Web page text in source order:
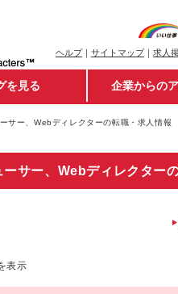
ヘルプ｜ サイトマップ｜ 求人
を見る 企業からの
サー、Webディレクターの転職・求人情報
サー、Webディレクター
表示